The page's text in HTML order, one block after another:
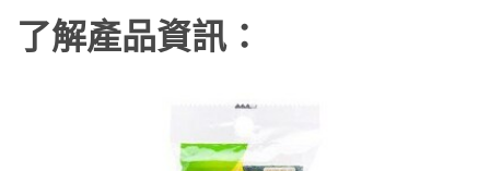
了解產品資訊：